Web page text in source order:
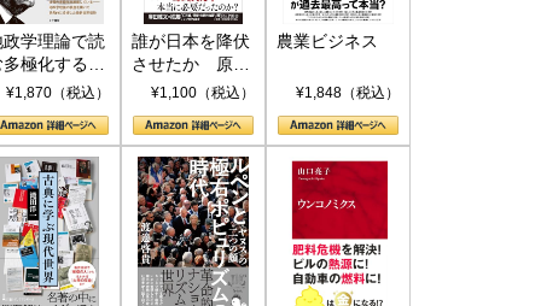
政学理論で読
多極化する世
トランプと
¥1,870（税込）
誰が日本を降伏
させたか 原爆
投下、ソ連参
(PHP新書)
¥1,100（税込）
農業ビジネス
¥1,848（税込）